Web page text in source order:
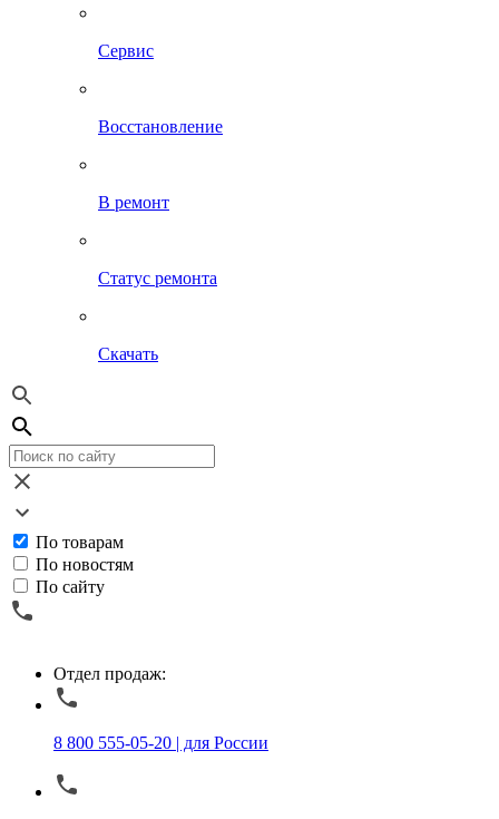
Сервис
Восстановление
В ремонт
Статус ремонта
Скачать
По товарам
По новостям
По сайту
Отдел продаж:
8 800 555-05-20 | для России